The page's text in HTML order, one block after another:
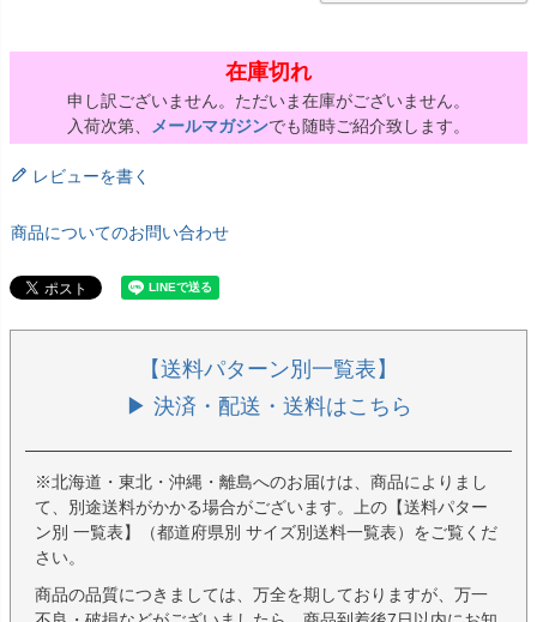
在庫切れ
申し訳ございません。ただいま在庫がございません。
入荷次第、
メールマガジンでも随時ご紹介致します。
レビューを書く
商品についてのお問い合わせ
【送料パターン別一覧表】
▶ 決済・配送・送料はこちら
※北海道・東北・沖縄・離島へのお届けは、商品によりまし
て、別途送料がかかる場合がございます。上の【送料パター
ン別 一覧表】（都道府県別 サイズ別送料一覧表）をご覧くだ
さい。
商品の品質につきましては、万全を期しておりますが、万一